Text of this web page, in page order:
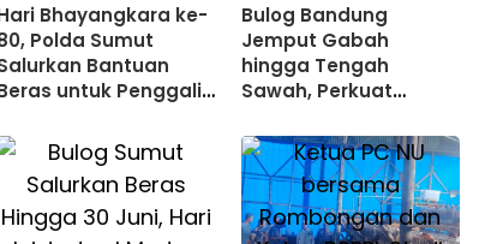
Bhayangkara ke-
Polda Sumut
Bantuan
untuk Penggali
Tukang Becak
Bulog Bandung
Jemput Gabah
hingga Tengah
Sawah, Perkuat
Salurkan Beras SPHP
Segar